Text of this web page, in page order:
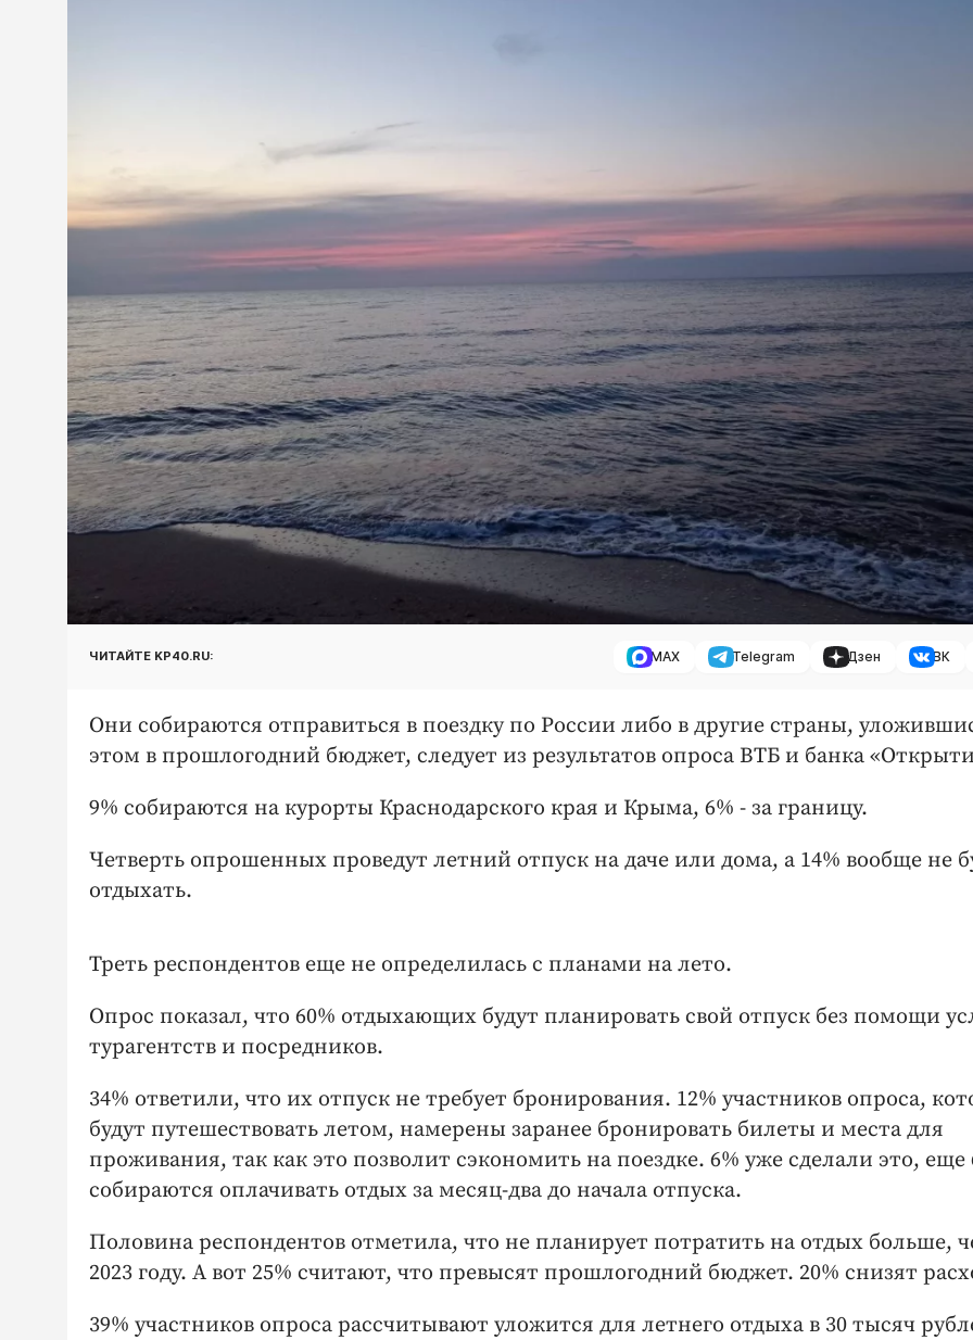
ЧИТАЙТЕ KP40.RU: MAX Telegram Дзен ВК
Они собираются отправиться в поездку по России либо в другие страны,
этом в прошлогодний бюджет, следует из результатов опроса ВТБ и банка
9% собираются на курорты Краснодарского края и Крыма, 6% - за границу.
Четверть опрошенных проведут летний отпуск на даче или дома, а 14% вообще не
отдыхать.
Треть респондентов еще не определилась с планами на лето.
Опрос показал, что 60% отдыхающих будут планировать свой отпуск без помощи
турагентств и посредников.
34% ответили, что их отпуск не требует бронирования. 12% участников опроса,
будут путешествовать летом, намерены заранее бронировать билеты и места для
проживания, так как это позволит сэкономить на поездке. 6% уже сделали это, еще
собираются оплачивать отдых за месяц-два до начала отпуска.
Половина респондентов отметила, что не планирует потратить на отдых больше,
2023 году. А вот 25% считают, что превысят прошлогодний бюджет. 20% снизят
39% участников опроса рассчитывают уложится для летнего отдыха в 30 тысяч